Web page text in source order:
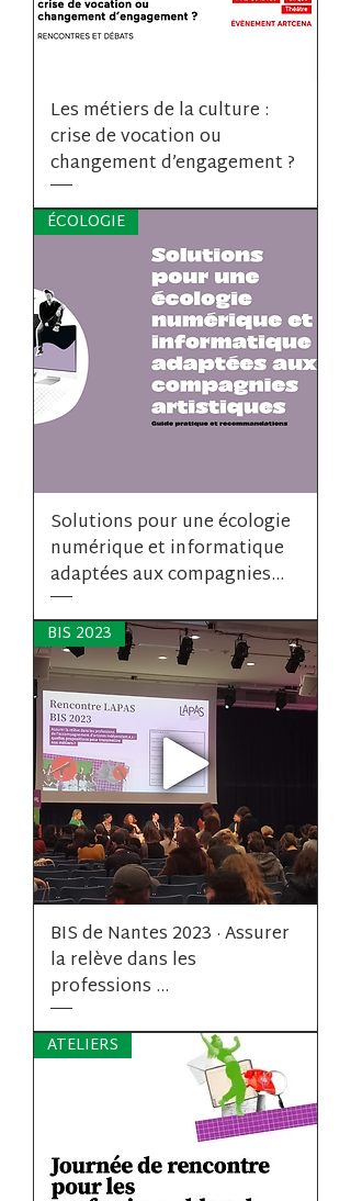
Les métiers de la culture :
crise de vocation ou
changement d’engagement ?
ÉCOLOGIE
Solutions pour une écologie
numérique et informatique
adaptées aux compagnies...
BIS 2023
BIS de Nantes 2023 · Assurer
la relève dans les
professions ...
ATELIERS